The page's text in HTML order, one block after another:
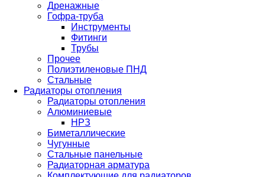
Дренажные
Гофра-труба
Инструменты
Фитинги
Трубы
Прочее
Полиэтиленовые ПНД
Стальные
Радиаторы отопления
Радиаторы отопления
Алюминиевые
НРЗ
Биметаллические
Чугунные
Стальные панельные
Радиаторная арматура